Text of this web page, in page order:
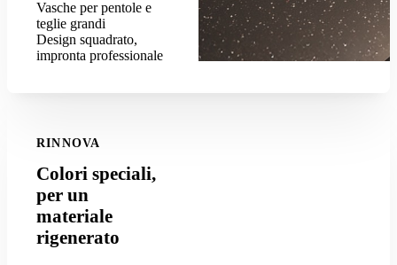
Vasche per pentole e
teglie grandi
Design squadrato,
impronta professionale
RINNOVA
Colori speciali,
per un
materiale
rigenerato